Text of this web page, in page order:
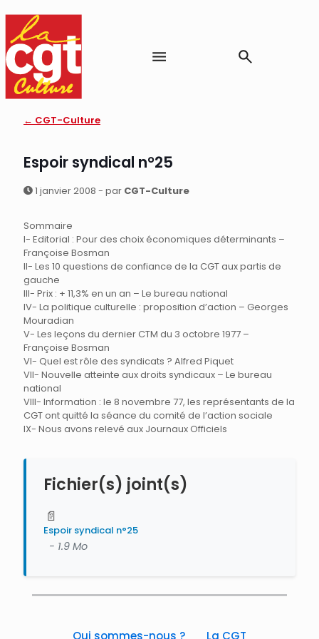
← CGT-Culture
Espoir syndical n°25
1 janvier 2008 - par CGT-Culture
Sommaire
I- Editorial : Pour des choix économiques déterminants –
Françoise Bosman
II- Les 10 questions de confiance de la CGT aux partis de
gauche
III- Prix : + 11,3% en un an – Le bureau national
IV- La politique culturelle : proposition d’action – Georges
Mouradian
V- Les leçons du dernier CTM du 3 octobre 1977 –
Françoise Bosman
VI- Quel est rôle des syndicats ? Alfred Piquet
VII- Nouvelle atteinte aux droits syndicaux – Le bureau
national
VIII- Information : le 8 novembre 77, les représentants de la
CGT ont quitté la séance du comité de l’action sociale
IX- Nous avons relevé aux Journaux Officiels
Fichier(s) joint(s)
📄
Espoir syndical n°25
- 1.9 Mo